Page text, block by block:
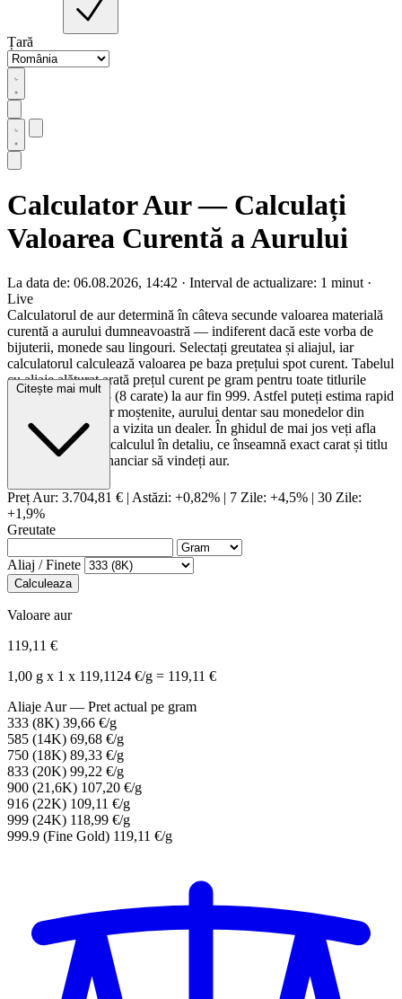
Țară
Calculator Aur — Calculați
Valoarea Curentă a Aurului
La data de: 06.08.2026, 14:42 · Interval de actualizare: 1 minut ·
Live
Calculatorul de aur determină în câteva secunde valoarea materială
curentă a aurului dumneavoastră — indiferent dacă este vorba de
bijuterii, monede sau lingouri. Selectați greutatea și aliajul, iar
calculatorul calculează valoarea pe baza prețului spot curent. Tabelul
cu aliaje alăturat arată prețul curent pe gram pentru toate titlurile
comune, de la 333 (8 carate) la aur fin 999. Astfel puteți estima rapid
valoarea obiectelor moștenite, aurului dentar sau monedelor din
lingouri înainte de a vizita un dealer. În ghidul de mai jos veți afla
cum funcționează calculul în detaliu, ce înseamnă exact carat și titlu
și când are sens financiar să vindeți aur.
Preț Aur: 3.704,81 € | Astăzi: +0,82% | 7 Zile: +4,5% | 30 Zile:
+1,9%
Greutate
Aliaj / Finete
Calculeaza
Valoare aur
119,11 €
1,00 g x 1 x 119,1124 €/g = 119,11 €
Aliaje Aur — Pret actual pe gram
333 (8K) 39,66 €/g
585 (14K) 69,68 €/g
750 (18K) 89,33 €/g
833 (20K) 99,22 €/g
900 (21,6K) 107,20 €/g
916 (22K) 109,11 €/g
999 (24K) 118,99 €/g
999.9 (Fine Gold) 119,11 €/g